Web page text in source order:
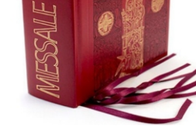
RIVISTE
CEI
AUTORI VARI